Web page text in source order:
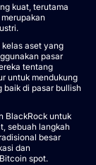
kuat, terutama
aset yang
pasar
tentang
untuk mendukung
baik di pasar bullish
BlackRock untuk
sebuah langkah
besar
dan
spot.